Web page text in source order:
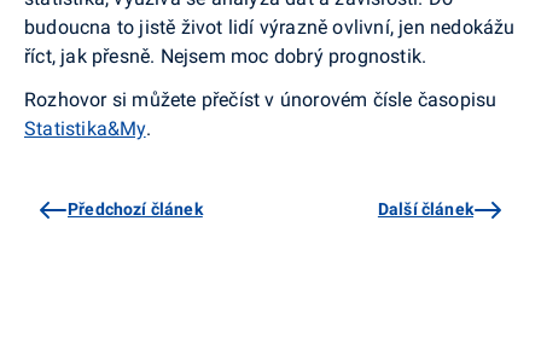
budoucna to jistě život lidí výrazně ovlivní, jen nedokážu
říct, jak přesně. Nejsem moc dobrý prognostik.
Rozhovor si můžete přečíst v únorovém čísle časopisu
Statistika&My.
Předchozí článek Další článek